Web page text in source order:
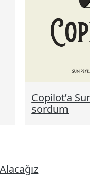
Copilot’a
sordum